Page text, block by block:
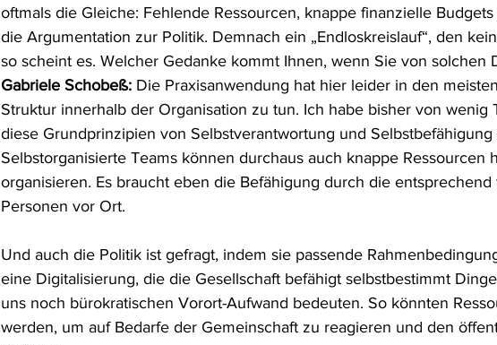
oftmals die Gleiche: Fehlende Ressourcen, knappe finanzielle
die Argumentation zur Politik. Demnach ein „Endloskreislauf“, den
so scheint es. Welcher Gedanke kommt Ihnen, wenn Sie von solchen
Gabriele Schobeß: Die Praxisanwendung hat hier leider in den
Struktur innerhalb der Organisation zu tun. Ich habe bisher von wenig
diese Grundprinzipien von Selbstverantwortung und
Selbstorganisierte Teams können durchaus auch knappe Ressourcen
organisieren. Es braucht eben die Befähigung durch die
Personen vor Ort.
Und auch die Politik ist gefragt, indem sie passende
eine Digitalisierung, die die Gesellschaft befähigt selbstbestimmt
uns noch bürokratischen Vorort-Aufwand bedeuten. So könnten
werden, um auf Bedarfe der Gemeinschaft zu reagieren und den